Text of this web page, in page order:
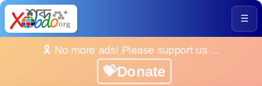
☰
🎗️ No more ads! Please support us ...
💝Donate